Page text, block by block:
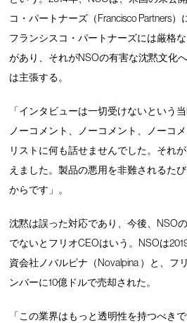
コ・パートナーズ（Francisco Partners）
フランシスコ・パートナーズには厳格
があり、それがNSOの有害な沈黙文化
は主張する。
「インタビューは一切受けないという
ノーコメント、ノーコメント、ノーコ
リストに何も話せませんでした。それ
えました。製品の悪用を非難されるた
からです」。
沈黙は誤った対応であり、今後、NSO
でないとフリオCEOはいう。NSOは
資会社ノバルピナ（Novalpina ）と、フ
ンバーに10億ドルで売却された。
「この業界はもっと透明性を持つべき